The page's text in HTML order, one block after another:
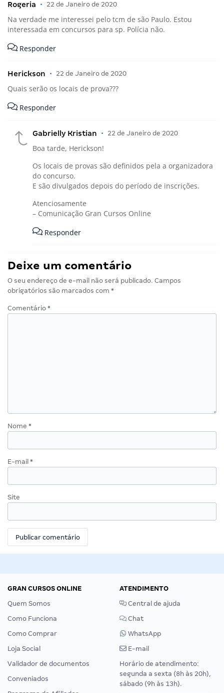
Rogeria • 22 de Janeiro de 2020
Na verdade me interessei pelo tcm de são Paulo. Estou
interessada em concursos para sp. Polícia não.
Responder
Herickson • 22 de Janeiro de 2020
Quais serão os locais de prova???
Responder
Gabrielly Kristian • 22 de Janeiro de 2020
Boa tarde, Herickson!
Os locais de provas são definidos pela a organizadora
do concurso.
E são divulgados depois do período de inscrições.
Atenciosamente
– Comunicação Gran Cursos Online
Responder
Deixe um comentário
O seu endereço de e-mail não será publicado. Campos
obrigatórios são marcados com *
Comentário *
Nome *
E-mail *
Site
GRAN CURSOS ONLINE
Quem Somos
Como Funciona
Como Comprar
Loja Social
Validador de documentos
Conveniados
ATENDIMENTO
Central de ajuda
Chat
WhatsApp
E-mail
Horário de atendimento:
segunda a sexta (8h às 20h),
sábado (9h às 13h).